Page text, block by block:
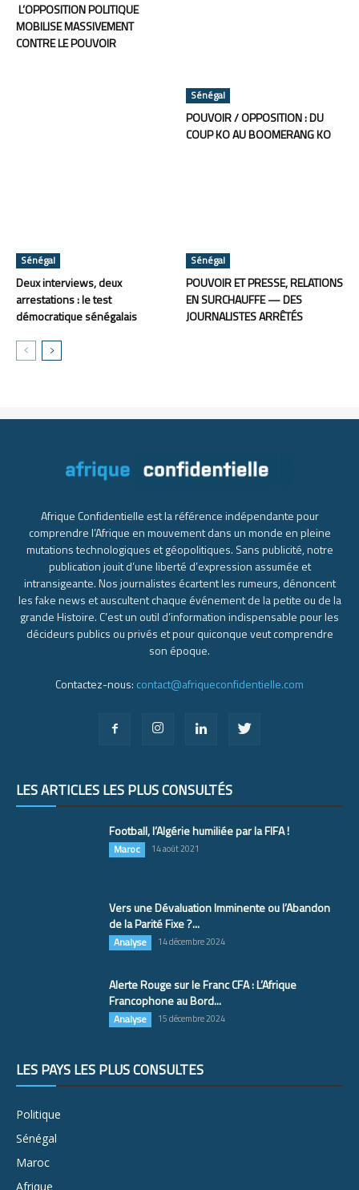
L’OPPOSITION POLITIQUE
MOBILISE MASSIVEMENT
CONTRE LE POUVOIR
Sénégal
POUVOIR / OPPOSITION : DU
COUP KO AU BOOMERANG KO
Sénégal
Deux interviews, deux
arrestations : le test
démocratique sénégalais
Sénégal
POUVOIR ET PRESSE, RELATIONS
EN SURCHAUFFE — DES
JOURNALISTES ARRÊTÉS
Afrique Confidentielle est la référence indépendante pour
comprendre l’Afrique en mouvement dans un monde en pleine
mutations technologiques et géopolitiques. Sans publicité, notre
publication jouit d’une liberté d’expression assumée et
intransigeante. Nos journalistes écartent les rumeurs, dénoncent
les fake news et auscultent chaque événement de la petite ou de la
grande Histoire. C’est un outil d’information indispensable pour les
décideurs publics ou privés et pour quiconque veut comprendre
son époque.
Contactez-nous: contact@afriqueconfidentielle.com
LES ARTICLES LES PLUS CONSULTÉS
Football, l’Algérie humiliée par la FIFA !
Maroc 14 août 2021
Vers une Dévaluation Imminente ou l’Abandon
de la Parité Fixe ?...
Analyse 14 décembre 2024
Alerte Rouge sur le Franc CFA : L’Afrique
Francophone au Bord...
Analyse 15 décembre 2024
LES PAYS LES PLUS CONSULTÉS
Politique
Sénégal
Maroc
Afrique